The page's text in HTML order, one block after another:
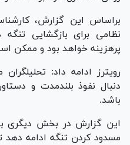
براساس این گزارش،
نظامی برای بازگشایی
پرهزینه خواهد بود و ممکن
رویترز ادامه داد:
دنبال نفوذ بلندمدت و
باشد.
این گزارش در بخش دیگری
مسدود کردن تنگه ادامه دهد